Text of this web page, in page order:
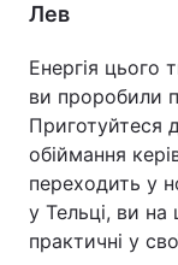
Лев
Енергія цього
ви проробили
Приготуйтеся
обіймання
переходить у
у Тельці, ви
практичні у